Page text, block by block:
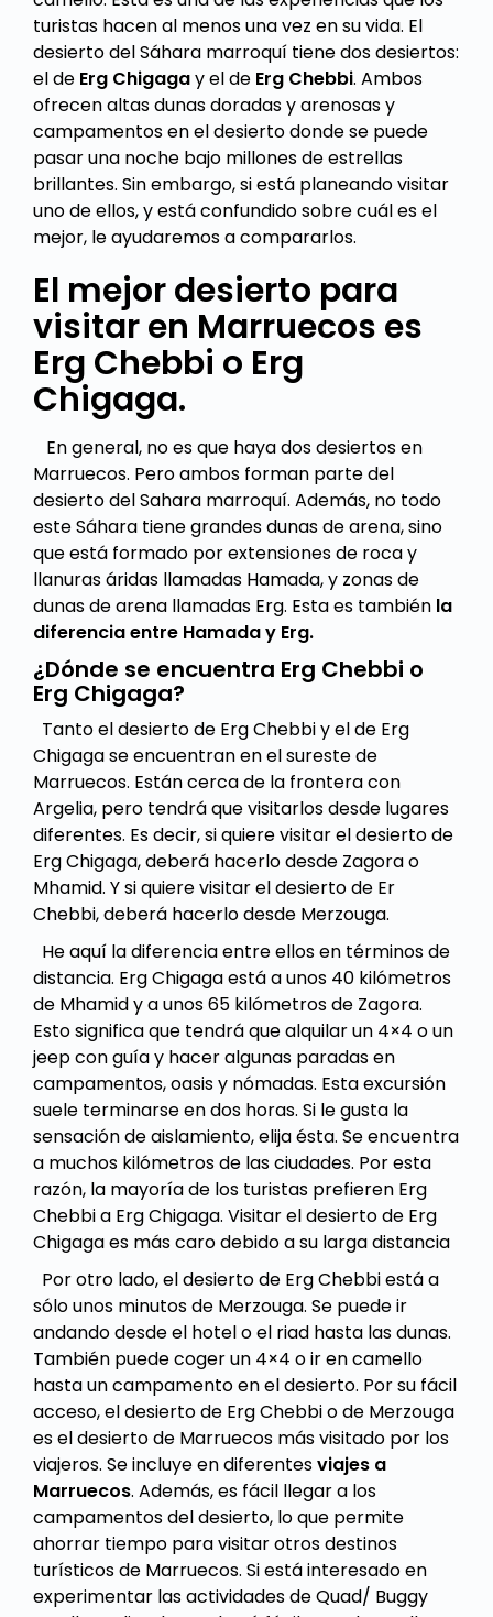
turistas hacen al menos una vez en su vida. El
desierto del Sáhara marroquí tiene dos desiertos:
el de Erg Chigagay el de Erg Chebbi. Ambos
ofrecen altas dunas doradas y arenosas y
campamentos en el desierto donde se puede
pasar una noche bajo millones de estrellas
brillantes. Sin embargo, si está planeando visitar
uno de ellos, y está confundido sobre cuál es el
mejor, le ayudaremos a compararlos.
El mejor desierto para
visitar en Marruecos es
Erg Chebbi o Erg
Chigaga.
En general, no es que haya dos desiertos en
Marruecos. Pero ambos forman parte del
desierto del Sahara marroquí. Además, no todo
este Sáhara tiene grandes dunas de arena, sino
que está formado por extensiones de roca y
llanuras áridas llamadas Hamada, y zonas de
dunas de arena llamadas Erg. Esta es también la
diferencia entre Hamada y Erg.
¿Dónde se encuentra Erg Chebbi o
Erg Chigaga?
Tanto el desierto de Erg Chebbi y el de Erg
Chigaga se encuentran en el sureste de
Marruecos. Están cerca de la frontera con
Argelia, pero tendrá que visitarlos desde lugares
diferentes. Es decir, si quiere visitar el desierto de
Erg Chigaga, deberá hacerlo desde Zagora o
Mhamid. Y si quiere visitar el desierto de Er
Chebbi, deberá hacerlo desde Merzouga.
He aquí la diferencia entre ellos en términos de
distancia. Erg Chigaga está a unos 40 kilómetros
de Mhamid y a unos 65 kilómetros de Zagora.
Esto significa que tendrá que alquilar un 4×4 o un
jeep con guía y hacer algunas paradas en
campamentos, oasis y nómadas. Esta excursión
suele terminarse en dos horas. Si le gusta la
sensación de aislamiento, elija ésta. Se encuentra
a muchos kilómetros de las ciudades. Por esta
razón, la mayoría de los turistas prefieren Erg
Chebbi a Erg Chigaga. Visitar el desierto de Erg
Chigaga es más caro debido a su larga distancia
Por otro lado, el desierto de Erg Chebbi está a
sólo unos minutos de Merzouga. Se puede ir
andando desde el hotel o el riad hasta las dunas.
También puede coger un 4×4 o ir en camello
hasta un campamento en el desierto. Por su fácil
acceso, el desierto de Erg Chebbi o de Merzouga
es el desierto de Marruecos más visitado por los
viajeros. Se incluye en diferentesviajes a
Marruecos. Además, es fácil llegar a los
campamentos del desierto, lo que permite
ahorrar tiempo para visitar otros destinos
turísticos de Marruecos. Si está interesado en
experimentar las actividades de Quad/ Buggy